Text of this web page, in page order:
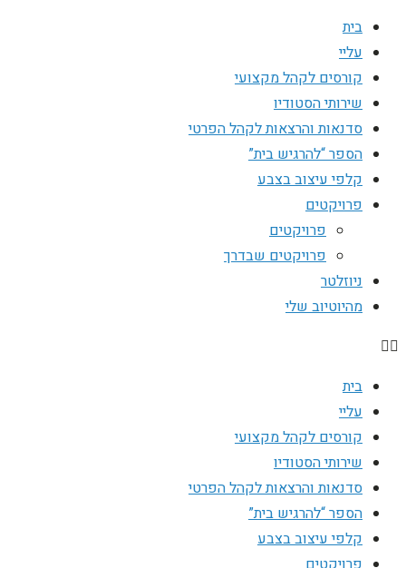
בית
עליי
קורסים לקהל מקצועי
שירותי הסטודיו
סדנאות והרצאות לקהל הפרטי
הספר “להרגיש בית”
קלפי עיצוב בצבע
פרויקטים
פרויקטים
פרויקטים שבדרך
ניוזלטר
מהיוטיוב שלי
בית
עליי
קורסים לקהל מקצועי
שירותי הסטודיו
סדנאות והרצאות לקהל הפרטי
הספר “להרגיש בית”
קלפי עיצוב בצבע